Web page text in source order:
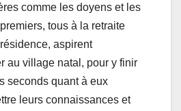
comme les doyens et les
tous à la retraite
aspirent
au village natal, pour y finir
seconds quant à eux
leurs connaissances et